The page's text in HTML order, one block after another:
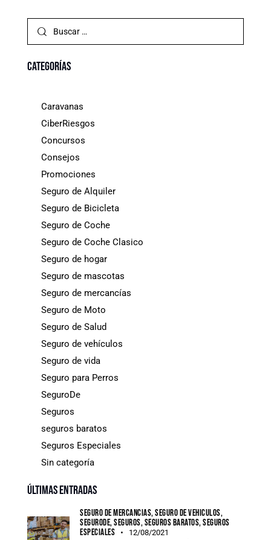
Categorías
Caravanas
CiberRiesgos
Concursos
Consejos
Promociones
Seguro de Alquiler
Seguro de Bicicleta
Seguro de Coche
Seguro de Coche Clasico
Seguro de hogar
Seguro de mascotas
Seguro de mercancías
Seguro de Moto
Seguro de Salud
Seguro de vehículos
Seguro de vida
Seguro para Perros
SeguroDe
Seguros
seguros baratos
Seguros Especiales
Sin categoría
Últimas entradas
SEGURO DE MERCANCÍAS,SEGURO DE VEHÍCULOS,
SEGURODE,SEGUROS,SEGUROS BARATOS,SEGUROS
ESPECIALES
12/08/2021